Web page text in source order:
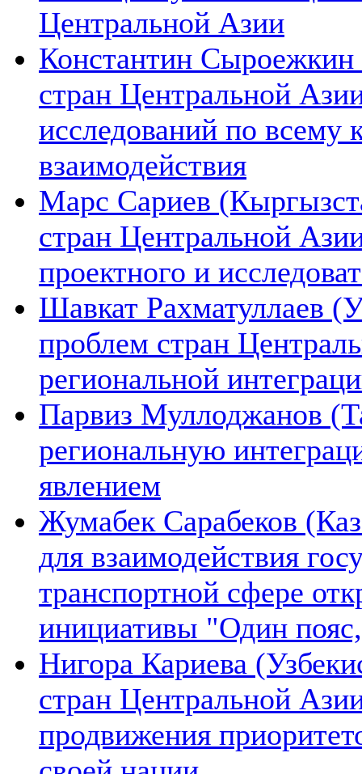
Центральной Азии
Константин Сыроежкин
стран Центральной
исследований по всему
взаимодействия
Марс Сариев
стран Центральной
проектного и
Шавкат Рахматуллаев
проблем стран
региональной
Парвиз Муллоджанов
региональную
явлением
Жумабек Сарабеков
для взаимодействия
транспортной сфере
инициативы "Один
Нигора Кариева
стран Центральной
продвижения